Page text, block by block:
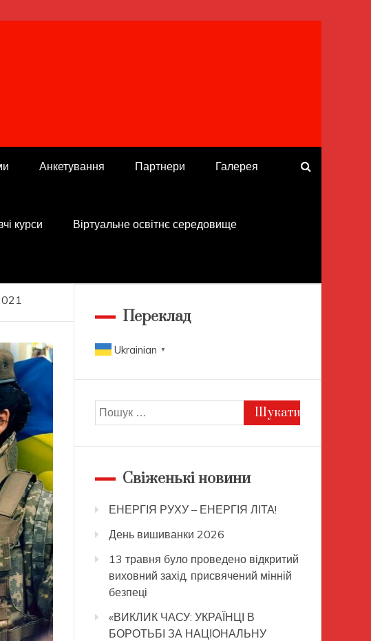
Анкетування Партнери Галерея
курси Віртуальне освітнє середовище
Переклад
Ukrainian ▼
Пошук:
Свіженькі новини
ЕНЕРГІЯ РУХУ – ЕНЕРГІЯ ЛІТА!
День вишиванки 2026
13 травня було проведено відкритий
виховний захід, присвячений мінній
безпеці
«ВИКЛИК ЧАСУ: УКРАЇНЦІ В
БОРОТЬБІ ЗА НАЦІОНАЛЬНУ